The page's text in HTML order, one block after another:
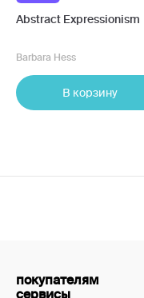
Abstract Expressionism
Barbara Hess
В корзину
покупателям
сервисы